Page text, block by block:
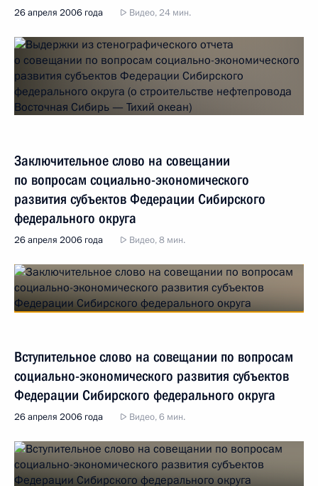
26 апреля 2006 года Видео, 24 мин.
Заключительное слово на совещании
по вопросам социально-экономического
развития субъектов Федерации Сибирского
федерального округа
26 апреля 2006 года Видео, 8 мин.
Вступительное слово на совещании по вопросам
социально-экономического развития субъектов
Федерации Сибирского федерального округа
26 апреля 2006 года Видео, 6 мин.